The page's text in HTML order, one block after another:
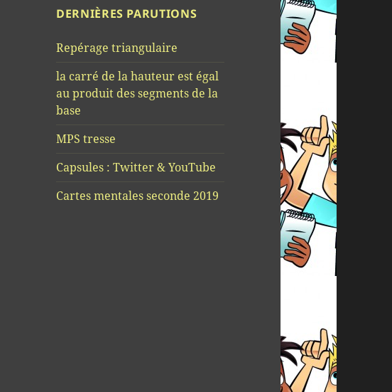
DERNIÈRES PARUTIONS
Repérage triangulaire
la carré de la hauteur est égal
au produit des segments de la
base
MPS tresse
Capsules : Twitter & YouTube
Cartes mentales seconde 2019